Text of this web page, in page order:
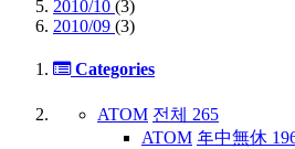
2010/10 (3)
2010/09 (3)
Categories
ATOM 전체 265
ATOM 年中無休